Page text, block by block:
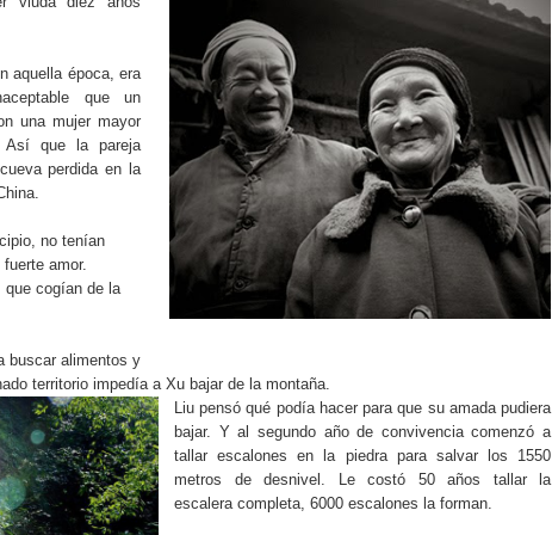
aquella época, era
que un
una mujer mayor
que la pareja
perdida en la
no tenían
amor.
cogían de la
buscar alimentos y
territorio impedía a Xu bajar de la montaña.
Liu pensó qué podía hacer para que su amada pudiera
bajar. Y al segundo año de convivencia comenzó a
tallar escalones en la piedra para salvar los 1550
metros de desnivel. Le costó 50 años tallar la
escalera completa, 6000 escalones la forman.